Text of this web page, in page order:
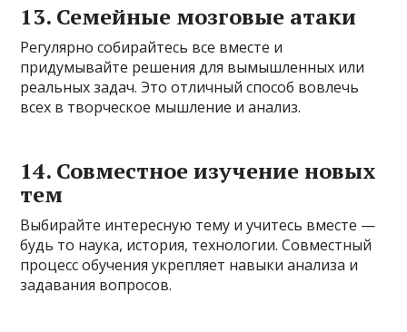
13. Семейные мозговые атаки
Регулярно собирайтесь все вместе и
придумывайте решения для вымышленных или
реальных задач. Это отличный способ вовлечь
всех в творческое мышление и анализ.
14. Совместное изучение новых
тем
Выбирайте интересную тему и учитесь вместе —
будь то наука, история, технологии. Совместный
процесс обучения укрепляет навыки анализа и
задавания вопросов.